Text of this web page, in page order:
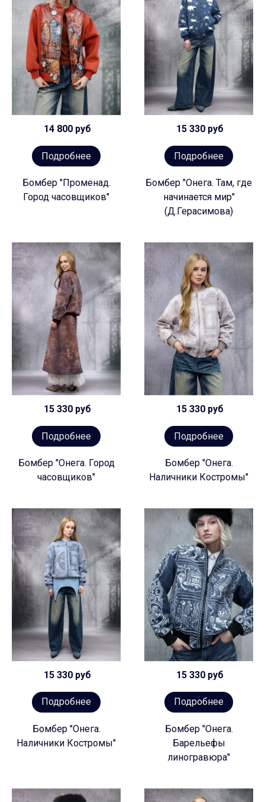
14 800 руб
Подробнее
Бомбер "Променад.
Город часовщиков"
15 330 руб
Подробнее
Бомбер "Онега. Там, где
начинается мир"
(Д.Герасимова)
15 330 руб
Подробнее
Бомбер "Онега. Город
часовщиков"
15 330 руб
Подробнее
Бомбер "Онега.
Наличники Костромы"
15 330 руб
Подробнее
Бомбер "Онега.
Наличники Костромы"
15 330 руб
Подробнее
Бомбер "Онега.
Барельефы
линогравюра"